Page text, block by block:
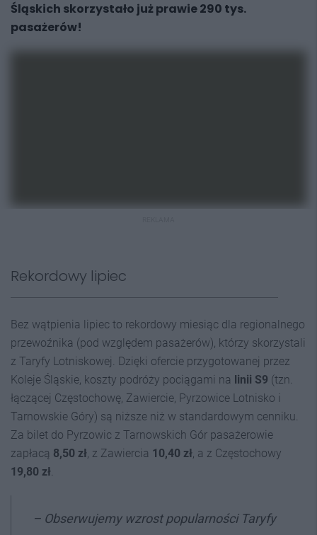
Śląskich skorzystało już prawie 290 tys.
pasażerów!
Rekordowy lipiec
Bez wątpienia lipiec to rekordowy miesiąc dla regionalnego
przewoźnika (pod względem pasażerów), którzy skorzystali
z Taryfy Lotniskowej. Dzięki ofercie przygotowanej przez
Koleje Śląskie, koszty podróży pociągami na linii S9 (tzn.
łączącej Częstochowę, Zawiercie, Pyrzowice Lotnisko i
Tarnowskie Góry) są niższe niż w standardowym cenniku.
Za bilet do Pyrzowic z Tarnowskich Gór pasażerowie
zapłacą 8,50 zł , z Zawiercia 10,40 zł , a z Częstochowy
19,80 zł
– Obserwujemy wzrost popularności Taryfy